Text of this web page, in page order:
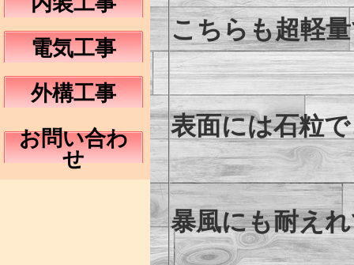
電気工事
外構工事
お問い合わ
せ
こちらも超軽
表面には石粒
暴風にも耐え